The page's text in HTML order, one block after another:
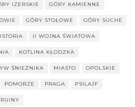
IZERSKIE GÓRY KAMIENNE
GÓRY STOŁOWE GÓRY SUCHE
II WOJNA ŚWIATOWA
KOTLINA KŁODZKA
ŚNIEŻNIKA MIASTO OPOLSKIE
POMORZE PRAGA PSILAJF
RUINY